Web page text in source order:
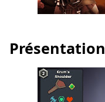
Présentation